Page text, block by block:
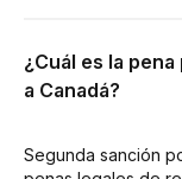
¿Cuál es la
a Canadá?
Segunda sanción